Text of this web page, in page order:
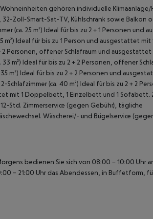
gehören individuelle Klimaanlage/
Zoll-Smart-Sat-TV, Kühlschrank sowie Balkon
(ca. 25 m²) Ideal für bis zu 2 + 1 Personen und
m²) Ideal für bis zu 1 Person und ausgestattet mit
2 Personen, offener Schlafraum und ausgestattet
m²) Ideal für bis zu 2 + 2 Personen, offener
m²) Ideal für bis zu 2 + 2 Personen und
Schlafzimmer (ca. 40 m²) Ideal für bis zu 2 + 2
mit 1 Doppelbett, 1 Einzelbett und 1 Sofabett.
Std. Zimmerservice (gegen Gebühr), tägliche
Wäscherei/- und Bügelservice
bedienen Sie sich von 08:00 – 10:00 Uhr
– 21:00 Uhr das Abendessen, in Buffetform,
akzeptieren